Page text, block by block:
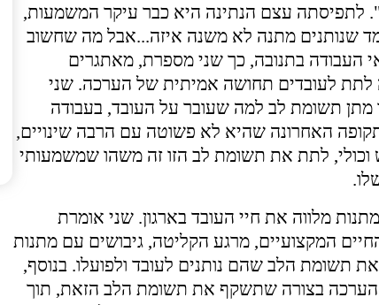
לתפיסתה עצם הנתינה היא כבר עיקר המשמעות,
שנותנים מתנה לא משנה איזה...אבל מה שחשוב
העבודה בתנובה, כך שני מספרת, מאתגרים
לתת לעובדים תחושה אמיתית של הערכה. שני
תשומת לב למה שעובר על העובד, בעבודה
האחרונה שהיא לא פשוטה עם הרבה שינויים,
לתת את תשומת לב הזו זה משהו שמשמעותי
מלווה את חיי העובד בארגון. שני אומרת
המקצועיים, מרגע הקליטה, גיבושים עם מתנות
את תשומת הלב שהם נותנים לעובד ולפועלו. בנוסף,
הערכה בצורה שתשקף את תשומת הלב הזאת, תוך